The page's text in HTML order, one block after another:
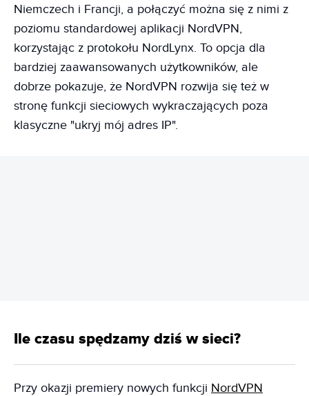
Niemczech i Francji, a połączyć można się z nimi z
poziomu standardowej aplikacji NordVPN,
korzystając z protokołu NordLynx. To opcja dla
bardziej zaawansowanych użytkowników, ale
dobrze pokazuje, że NordVPN rozwija się też w
stronę funkcji sieciowych wykraczających poza
klasyczne "ukryj mój adres IP".
Ile czasu spędzamy dziś w sieci?
Przy okazji premiery nowych funkcji NordVPN